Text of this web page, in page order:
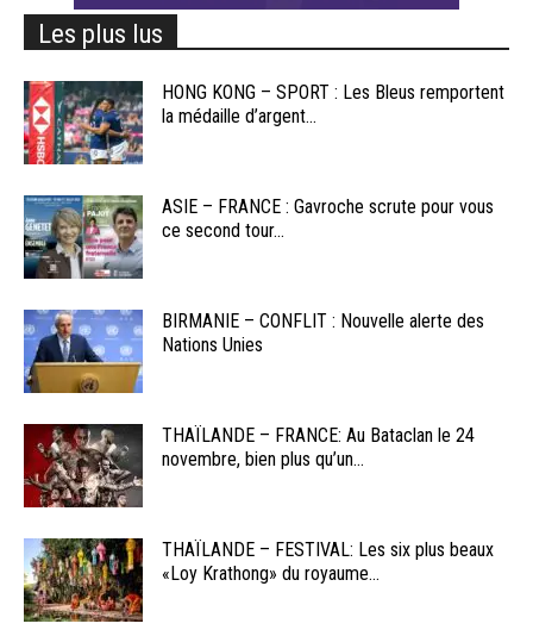
Les plus lus
HONG KONG – SPORT : Les Bleus remportent
la médaille d’argent...
ASIE – FRANCE : Gavroche scrute pour vous
ce second tour...
BIRMANIE – CONFLIT : Nouvelle alerte des
Nations Unies
THAÏLANDE – FRANCE: Au Bataclan le 24
novembre, bien plus qu’un...
THAÏLANDE – FESTIVAL: Les six plus beaux
«Loy Krathong» du royaume...